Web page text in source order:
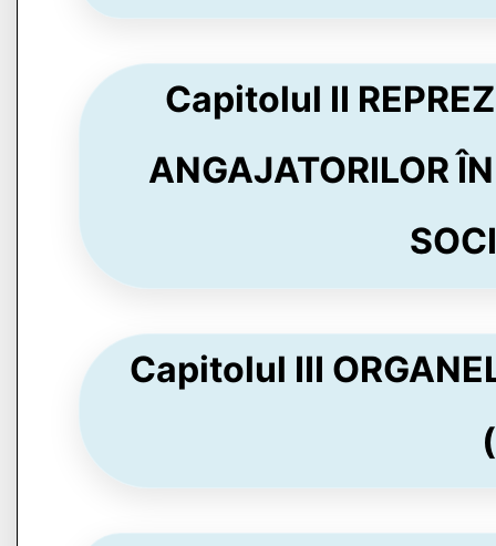
Capitolul II
ANGAJATORILOR
Capitolul III